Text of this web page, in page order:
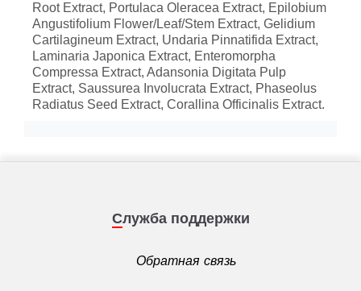
Root Extract, Portulaca Oleracea Extract, Epilobium
Angustifolium Flower/Leaf/Stem Extract, Gelidium
Cartilagineum Extract, Undaria Pinnatifida Extract,
Laminaria Japonica Extract, Enteromorpha
Compressa Extract, Adansonia Digitata Pulp
Extract, Saussurea Involucrata Extract, Phaseolus
Radiatus Seed Extract, Corallina Officinalis Extract.
Служба поддержки
Обратная связь